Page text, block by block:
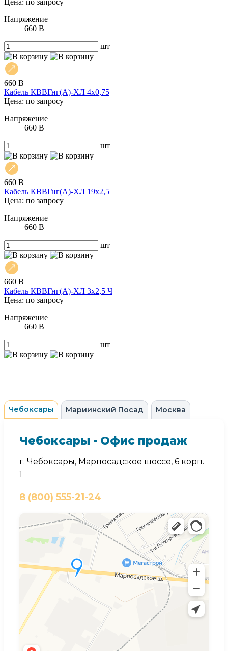
Цена: по запросу
Напряжение
660 В
шт
660 В
Кабель КВВГнг(А)-ХЛ 4х0,75
Цена: по запросу
Напряжение
660 В
шт
660 В
Кабель КВВГнг(А)-ХЛ 19х2,5
Цена: по запросу
Напряжение
660 В
шт
660 В
Кабель КВВГнг(А)-ХЛ 3х2,5 Ч
Цена: по запросу
Напряжение
660 В
шт
Чебоксары Мариинский Посад Москва
Чебоксары - Офис продаж
г. Чебоксары, Марпосадское шоссе, 6 корп.
1
8 (800) 555-21-24